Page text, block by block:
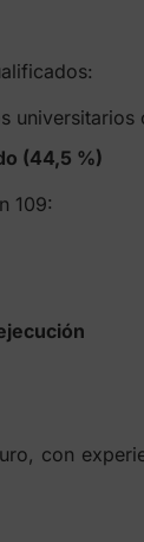
universitarios
(44,5 %)
109:
con